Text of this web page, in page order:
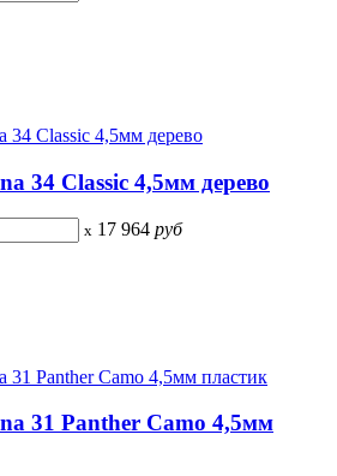
34 Classic 4,5мм дерево
x 17 964 руб
31 Panther Camo 4,5мм